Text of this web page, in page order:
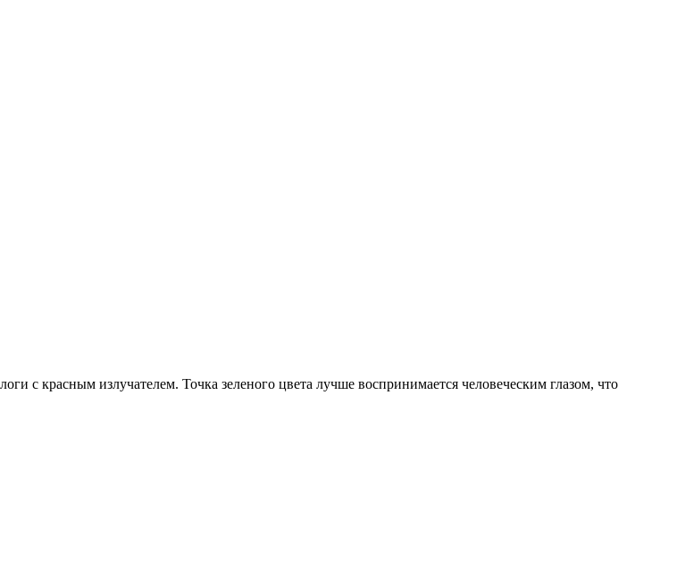
с красным излучателем. Точка зеленого цвета лучше воспринимается человеческим глазом, что